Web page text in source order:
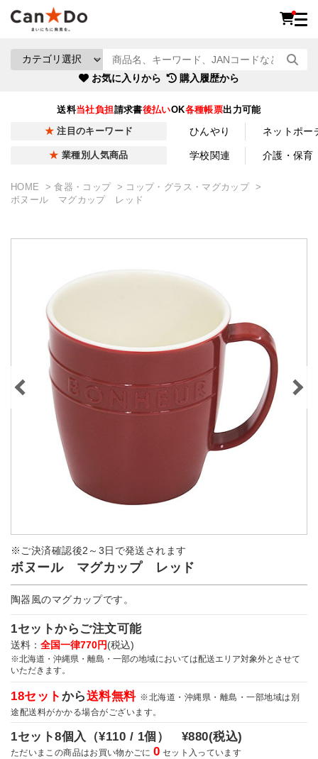
お気に入りから 購入履歴から
送料当社負担請求書後払いOK各種帳票出力可能
注目のキーワード ひんやり ネットポー
業種別人気商品 学校関連 介護・保育
HOME 食器・コップ
コップ・グラス・マグカップ
ボヌール マグカップ レッド
※ご決済確認後2～3日で発送されます
ボヌール マグカップ レッド
陶器風のマグカップです。
1セットからご注文可能
送料： 全国一律770円(税込)
※北海道・沖縄県・離島・一部の地域においては配送エリア対象外とさせて
いただきます。
18セット から送料無料 ※北海道・沖縄県・離島・一部地域は別
途配送料がかかる場合がございます。
1セット8個入（¥110 / 1個） ¥880(税込)
ただいまこの商品はお買い物かごに0 セット入っています